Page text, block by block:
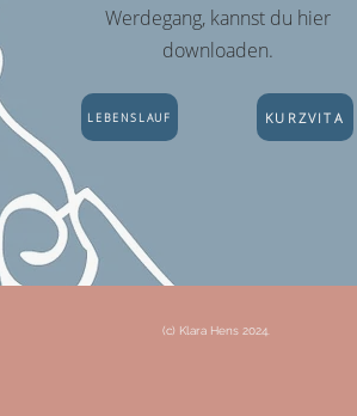
Werdegang, kannst du hier
downloaden.
LEBENSLAUF KURZVITA
(c) Klara Hens 2024.